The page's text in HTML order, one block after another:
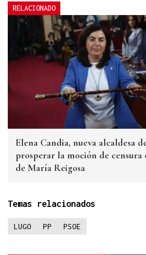
RELACIONADO
Elena Candia, nueva alcaldesa
prosperar la moción de censura
de María Reigosa
Temas relacionados
LUGO PP PSOE